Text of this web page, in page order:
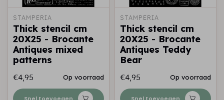
STAMPERIA
Thick stencil cm
20X25 - Brocante
Antiques mixed
patterns
€4,95 Op voorraad
Snel toevoegen
STAMPERIA
Thick stencil cm
20X25 - Brocante
Antiques Teddy
Bear
€4,95 Op voorraad
Snel toevoegen